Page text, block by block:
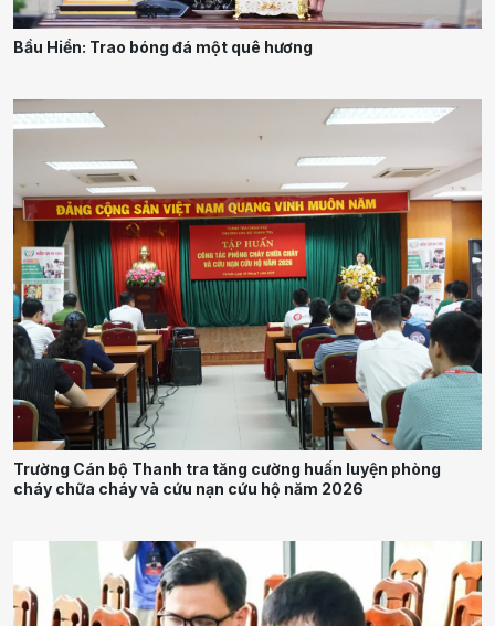
Bầu Hiển: Trao bóng đá một quê hương
Trường Cán bộ Thanh tra tăng cường huấn luyện phòng
cháy chữa cháy và cứu nạn cứu hộ năm 2026